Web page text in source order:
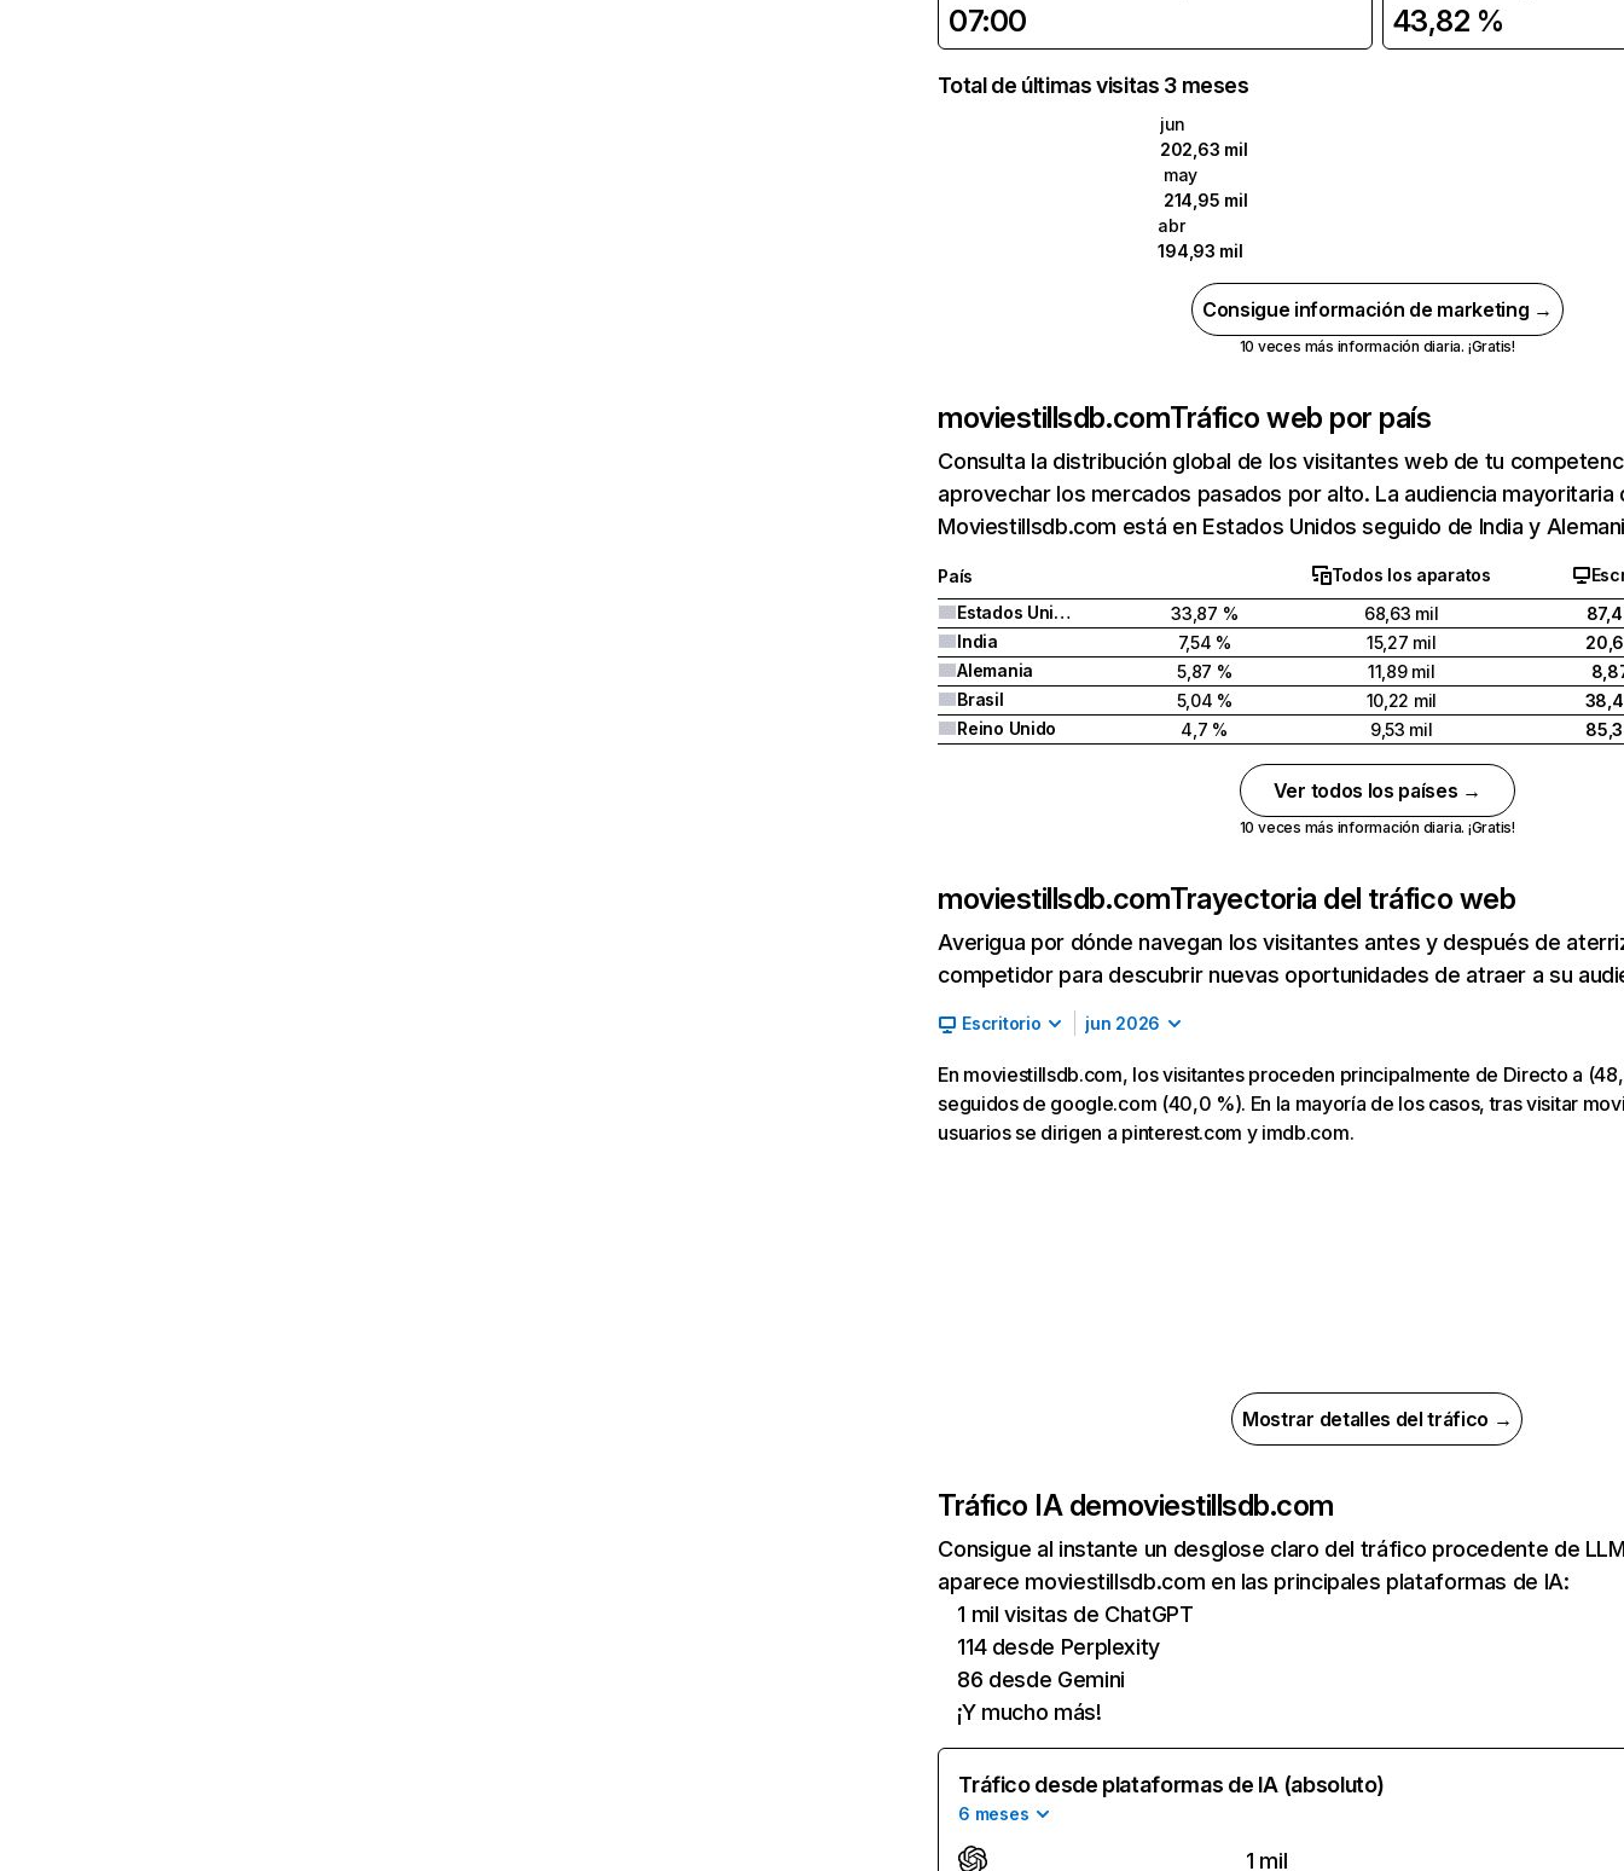
07:00 43,82 %
Total de últimas visitas 3 meses
jun
202,63 mil
may
214,95 mil
abr
194,93 mil
Consigue información de marketing →
10 veces más información diaria. ¡Gratis!
moviestillsdb.comTráfico web por país
Consulta la distribución global de los visitantes web de tu
aprovechar los mercados pasados por alto. La audiencia mayoritaria
Moviestillsdb.com está en Estados Unidos seguido de India y
País Todos los aparatos
Estados Unidos
33,87 % 68,63 mil
India
7,54 % 15,27 mil
Alemania
5,87 % 11,89 mil
Brasil
5,04 % 10,22 mil
Reino Unido
4,7 % 9,53 mil
Ver todos los países →
10 veces más información diaria. ¡Gratis!
moviestillsdb.comTrayectoria del tráfico web
Averigua por dónde navegan los visitantes antes y después de
competidor para descubrir nuevas oportunidades de atraer a su
Escritorio jun 2026
En moviestillsdb.com, los visitantes proceden principalmente de Directo a
seguidos de google.com (40,0 %). En la mayoría de los casos, tras visitar
usuarios se dirigen a pinterest.com y imdb.com.
Mostrar detalles del tráfico →
Tráfico IA demoviestillsdb.com
Consigue al instante un desglose claro del tráfico procedente de
aparece moviestillsdb.com en las principales plataformas de IA:
1 mil visitas de ChatGPT
114 desde Perplexity
86 desde Gemini
¡Y mucho más!
Tráfico desde plataformas de IA (absoluto)
6 meses
1 mil